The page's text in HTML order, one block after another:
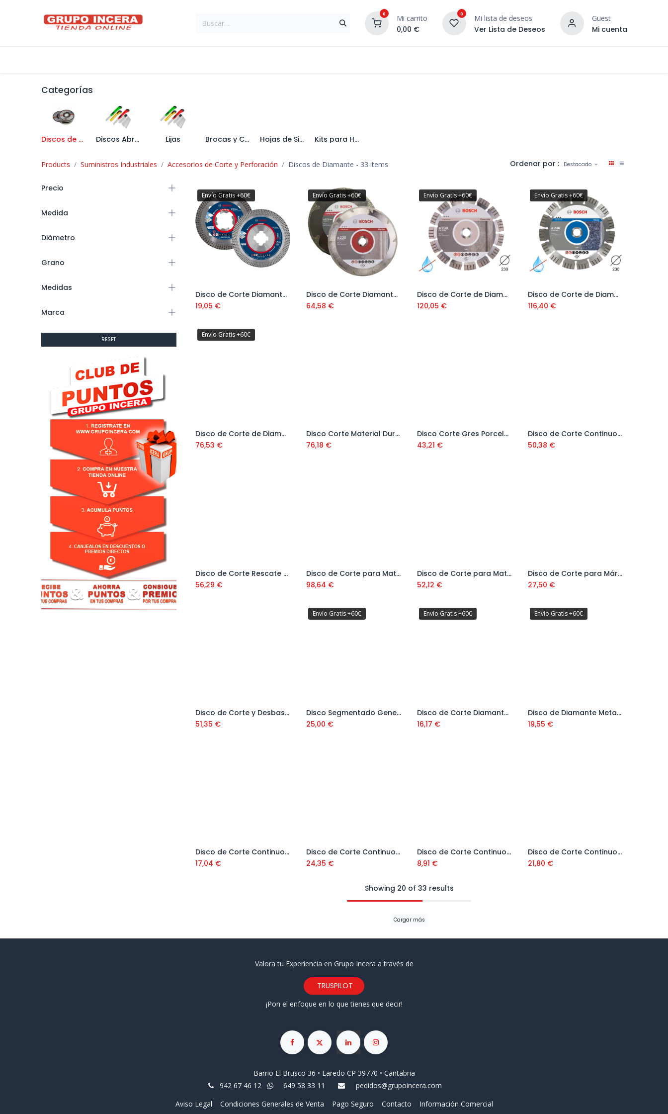
0 Mi carrito
0,00 €
0 Mi lista de deseos
Ver Lista de Deseos
Guest
Mi cuenta
¡DESCUBRE NUESTRO
Categorías
Discos de Diamante Discos Abrasivos Lijas Brocas y Coronas Hojas de Sierra Kits para Herramientas
Products Suministros Industriales Accesorios de Corte y Perforación Discos de Diamante - 33 items Ordenar por : Destacado
Precio
Medida
Diámetro
Grano
Medidas
Marca
RESET
Envío Gratis +60€
Añadir al carrito
Disco de Corte Diamante Hard Ceramic
19,05 €
Envío Gratis +60€
Añadir al carrito
Disco de Corte Diamante Marble
64,58 €
Envío Gratis +60€
Añadir al carrito
Disco de Corte de Diamante Concrete 230x2,4x15 mm
120,05 €
Envío Gratis +60€
Añadir al carrito
Disco de Corte de Diamante Stone 230x2,4x15 mm
116,40 €
Envío Gratis +60€
Añadir al carrito
Disco de Corte de Diamante Universal 115x2,2x12mm
76,53 €
Añadir al carrito
Disco Corte Material Duro Hard&Duro CPA Super Pro 250 mm Ref. 30929
76,18 €
Añadir al carrito
Disco Corte Gres Porcelánico CPC Pro
43,21 €
Añadir al carrito
Disco de Corte Continuo para Material Duro CPA
50,38 €
Añadir al carrito
Disco de Corte Rescate Mármol SHR 230 mm Ref. 30902
56,29 €
Añadir al carrito
Disco de Corte para Material Duro TVH
98,64 €
Añadir al carrito
Disco de Corte para Material Duro TVH Super Pro
52,12 €
Añadir al carrito
Disco de Corte para Mármol EMG Super Pro
27,50 €
Añadir al carrito
Disco de Corte y Desbaste para Piedra 2 en 1 Ref. 31964
51,35 €
Envío Gratis +60€
Añadir al carrito
Disco Segmentado General Obra Ref: 50711-230
25,00 €
Envío Gratis +60€
Añadir al carrito
Disco de Corte Diamante Best Ceramic 76x10 mm
16,17 €
Envío Gratis +60€
Añadir al carrito
Disco de Diamante Metal X-Lock
19,55 €
Añadir al carrito
Disco de Corte Continuo General Cerámica CEV
17,04 €
Añadir al carrito
Disco de Corte Continuo General Cerámica CEV Pro 250 mm Ref. 25934
24,35 €
Añadir al carrito
Disco de Corte Continuo General Cerámica CSV Pro 115 mm Ref. 25910
8,91 €
Añadir al carrito
Disco de Corte Continuo para Porcelánico CPR Super Pro 115 mm Ref. 30972
21,80 €
Showing 20 of 33 results
Cargar más
Valora tu Experiencia en Grupo Incera a través de
TRUSPILOT
¡Pon el enfoque en lo que tienes que decir!
Barrio El Brusco 36 • Laredo CP 39770 • Cantabria
942 67 46 12
649 58 33 11
pedidos@grupoincera.com
Aviso Legal
Condiciones Generales de Venta Pago Seguro Contacto Información Comercial